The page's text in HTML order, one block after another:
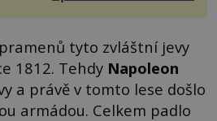
tyto zvláštní jevy
1812. Tehdy Napoleon
a právě v tomto lese došlo
armádou. Celkem padlo